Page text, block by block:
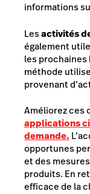
informations
Lesactivités
également
les
méthode
provenant
Améliorez ces
applications
demande.
opportunes
et des
produits. En
efficace de la